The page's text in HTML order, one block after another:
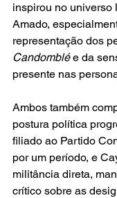
inspirou no universo
Amado,
representação dos
Candomblé e da
presente nas
Ambos também
postura política
filiado ao Partido
por um período, e
militância direta,
crítico sobre as